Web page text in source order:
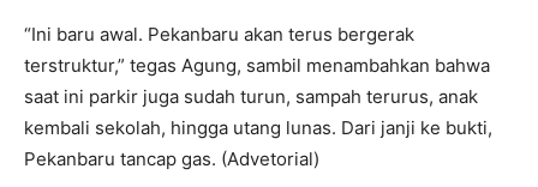
“Ini baru awal. Pekanbaru akan terus bergerak
terstruktur,” tegas Agung, sambil menambahkan bahwa
saat ini parkir juga sudah turun, sampah terurus, anak
kembali sekolah, hingga utang lunas. Dari janji ke bukti,
Pekanbaru tancap gas. (Advetorial)